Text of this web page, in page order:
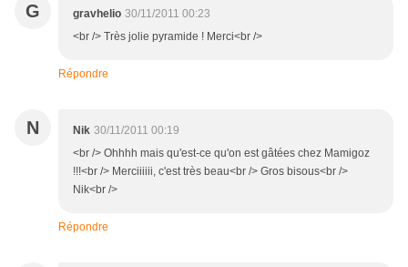
G gravhelio 30/11/2011 00:23
<br /> Très jolie pyramide ! Merci<br />
Répondre
N Nik 30/11/2011 00:19
<br /> Ohhhh mais qu'est-ce qu'on est gâtées chez Mamigoz
!!!<br /> Merciiiiii, c'est très beau<br /> Gros bisous<br />
Nik<br />
Répondre